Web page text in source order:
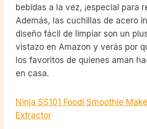
bebidas a la vez, ¡especial para
Además, las cuchillas de acero
diseño fácil de limpiar son un
vistazo en Amazon y verás por
los favoritos de quienes aman
en casa.
Ninja SS101 Foodi Smoothie
Extractor